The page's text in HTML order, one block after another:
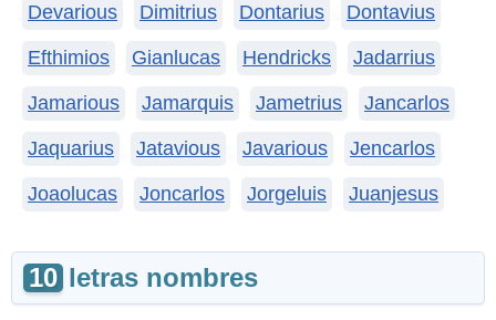
Devarious Dimitrius Dontarius Dontavius
Efthimios Gianlucas Hendricks Jadarrius
Jamarious Jamarquis Jametrius Jancarlos
Jaquarius Jatavious Javarious Jencarlos
Joaolucas Joncarlos Jorgeluis Juanjesus
10 letras nombres